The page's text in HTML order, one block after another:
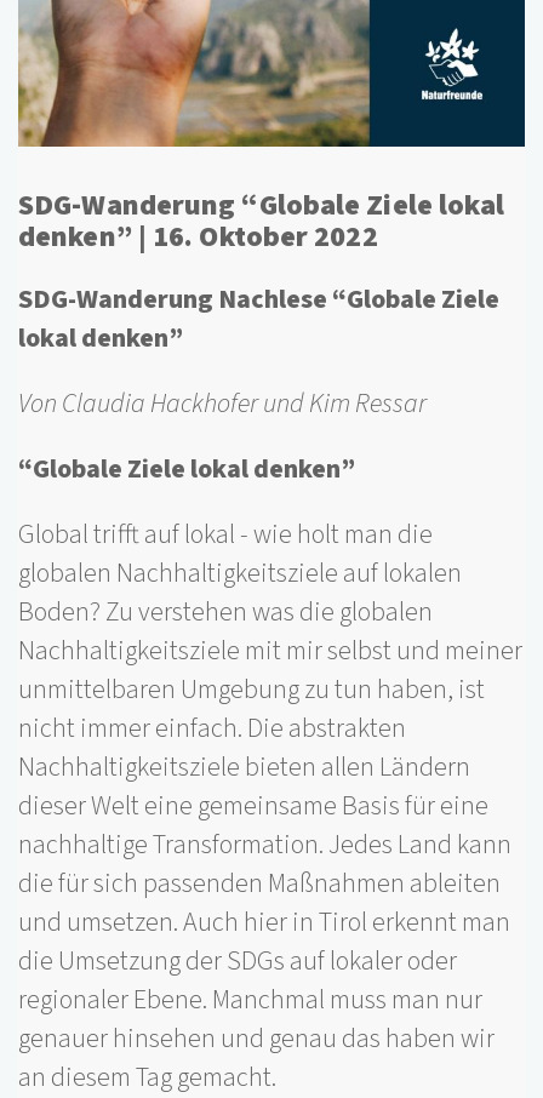
SDG-Wanderung “Globale Ziele lokal
denken” | 16. Oktober 2022
SDG-Wanderung Nachlese “Globale Ziele
lokal denken”
Von Claudia Hackhofer und Kim Ressar
“Globale Ziele lokal denken”
Global trifft auf lokal - wie holt man die
globalen Nachhaltigkeitsziele auf lokalen
Boden? Zu verstehen was die globalen
Nachhaltigkeitsziele mit mir selbst und meiner
unmittelbaren Umgebung zu tun haben, ist
nicht immer einfach. Die abstrakten
Nachhaltigkeitsziele bieten allen Ländern
dieser Welt eine gemeinsame Basis für eine
nachhaltige Transformation. Jedes Land kann
die für sich passenden Maßnahmen ableiten
und umsetzen. Auch hier in Tirol erkennt man
die Umsetzung der SDGs auf lokaler oder
regionaler Ebene. Manchmal muss man nur
genauer hinsehen und genau das haben wir
an diesem Tag gemacht.